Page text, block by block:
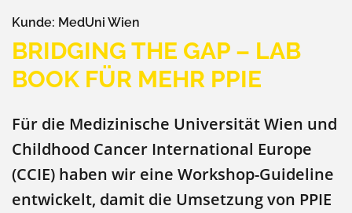
Kunde: MedUni Wien
BRIDGING THE GAP – LAB
BOOK FÜR MEHR PPIE
Für die Medizinische Universität Wien und
Childhood Cancer International Europe
(CCIE) haben wir eine Workshop-Guideline
entwickelt, damit die Umsetzung von PPIE